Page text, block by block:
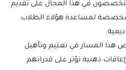
في هذا المجال على تقديم
مخصصة لمساعدة هؤلاء الطلاب
هذا المسار في تعليم وتأهيل
إعاقات ذهنية تؤثر على قدراتهم